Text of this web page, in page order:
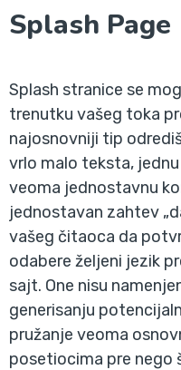
Splash Page
Splash stranice se
trenutku vašeg toka
najosnovniji tip
vrlo malo teksta,
veoma jednostavnu
jednostavan zahtev
vašeg čitaoca da
odabere željeni jezik
sajt. One nisu
generisanju
pružanje veoma
posetiocima pre nego